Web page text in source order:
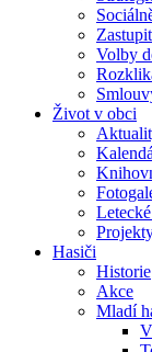
Volby
Život v obci
Hasiči
Historie
Akce
Mladí